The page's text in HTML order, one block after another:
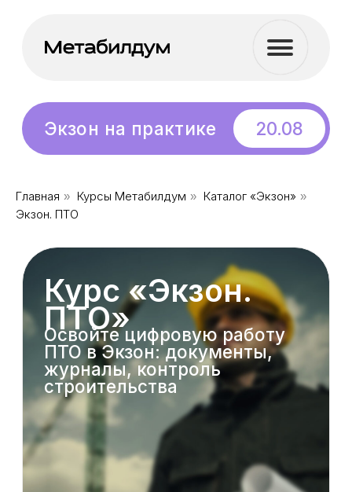
вебинар
Экзон на практике
Главная » Курсы Метабилдум » Каталог «Экзон» »
Экзон. ПТО
Курс «Экзон.
ПТО»
ПТО в Экзон: документы,
журналы, контроль
строительства
Купить курс